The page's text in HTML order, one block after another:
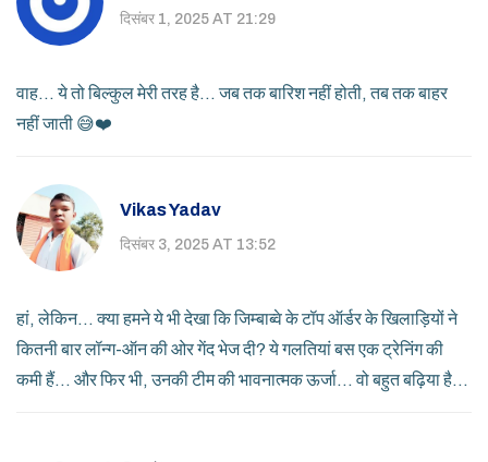
दिसंबर 1, 2025 AT 21:29
वाह... ये तो बिल्कुल मेरी तरह है... जब तक बारिश नहीं होती, तब तक बाहर
नहीं जाती 😅❤️
Vikas Yadav
दिसंबर 3, 2025 AT 13:52
हां, लेकिन... क्या हमने ये भी देखा कि जिम्बाब्वे के टॉप ऑर्डर के खिलाड़ियों ने
कितनी बार लॉन्ग-ऑन की ओर गेंद भेज दी? ये गलतियां बस एक ट्रेनिंग की
कमी हैं... और फिर भी, उनकी टीम की भावनात्मक ऊर्जा... वो बहुत बढ़िया है...